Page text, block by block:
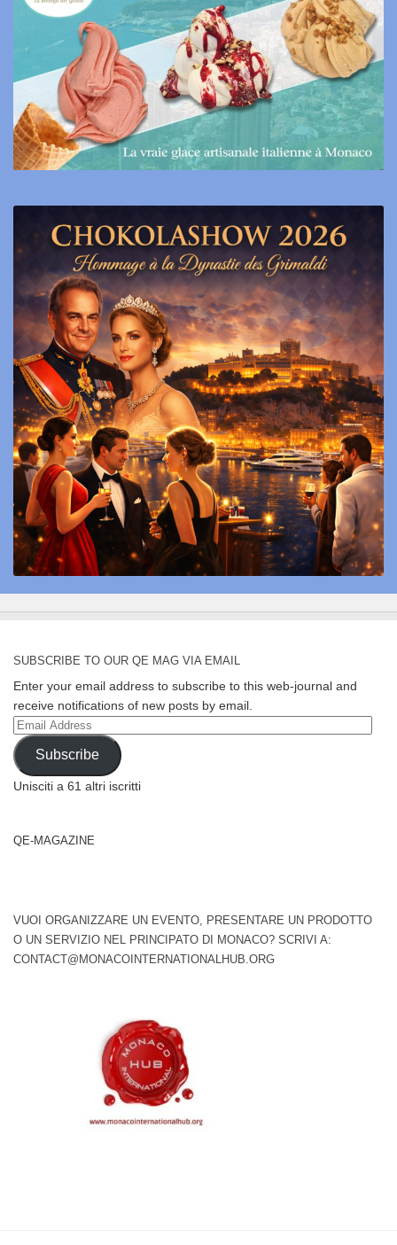
SUBSCRIBE TO OUR QE MAG VIA EMAIL
Enter your email address to subscribe to this web-journal and
receive notifications of new posts by email.
Email
Address
Subscribe
Unisciti a 61 altri iscritti
QE-MAGAZINE
VUOI ORGANIZZARE UN EVENTO, PRESENTARE UN PRODOTTO
O UN SERVIZIO NEL PRINCIPATO DI MONACO? SCRIVI A:
CONTACT@MONACOINTERNATIONALHUB.ORG